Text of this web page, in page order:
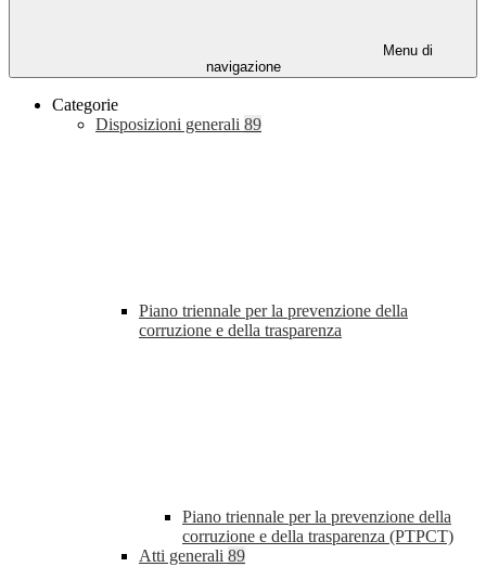
Menu di
navigazione
Categorie
Disposizioni generali 89
Piano triennale per la prevenzione della
corruzione e della trasparenza
Piano triennale per la prevenzione della
corruzione e della trasparenza (PTPCT)
Atti generali 89